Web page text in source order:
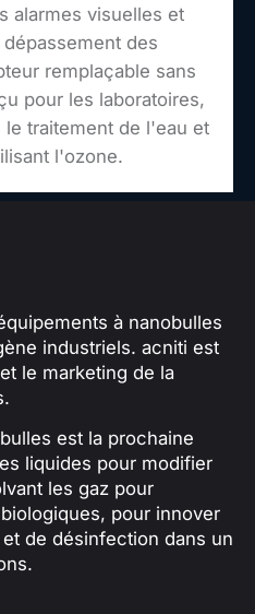
alarmes visuelles et
des
remplaçable sans
pour les laboratoires,
le traitement de l'eau et
l'ozone.
à nanobulles
industriels. acniti est
le marketing de la
est la prochaine
liquides pour modifier
les gaz pour
pour innover
de désinfection dans un